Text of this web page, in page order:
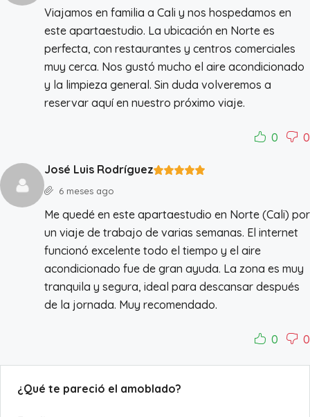
Viajamos en familia a Cali y nos hospedamos en
este apartaestudio. La ubicación en Norte es
perfecta, con restaurantes y centros comerciales
muy cerca. Nos gustó mucho el aire acondicionado
y la limpieza general. Sin duda volveremos a
reservar aquí en nuestro próximo viaje.
0 0
José Luis Rodríguez
6 meses ago
Me quedé en este apartaestudio en Norte (Cali) por
un viaje de trabajo de varias semanas. El internet
funcionó excelente todo el tiempo y el aire
acondicionado fue de gran ayuda. La zona es muy
tranquila y segura, ideal para descansar después
de la jornada. Muy recomendado.
0 0
¿Qué te pareció el amoblado?